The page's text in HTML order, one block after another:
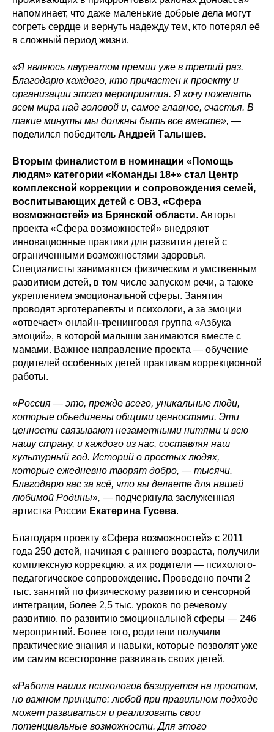
напоминает, что даже маленькие добрые дела могут
согреть сердце и вернуть надежду тем, кто потерял её
в сложный период жизни.
«Я являюсь лауреатом премии уже в третий раз.
Благодарю каждого, кто причастен к проекту и
организации этого мероприятия. Я хочу пожелать
всем мира над головой и, самое главное, счастья. В
такие минуты мы должны быть все вместе», —
поделился победитель Андрей Талышев.
Вторым финалистом в номинации «Помощь
людям» категории «Команды 18+» стал Центр
комплексной коррекции и сопровождения семей,
воспитывающих детей с ОВЗ, «Сфера
возможностей» из Брянской области. Авторы
проекта «Сфера возможностей» внедряют
инновационные практики для развития детей с
ограниченными возможностями здоровья.
Специалисты занимаются физическим и умственным
развитием детей, в том числе запуском речи, а также
укреплением эмоциональной сферы. Занятия
проводят эрготерапевты и психологи, а за эмоции
«отвечает» онлайн-тренинговая группа «Азбука
эмоций», в которой малыши занимаются вместе с
мамами. Важное направление проекта — обучение
родителей особенных детей практикам коррекционной
работы.
«Россия — это, прежде всего, уникальные люди,
которые объединены общими ценностями. Эти
ценности связывают незаметными нитями и всю
нашу страну, и каждого из нас, составляя наш
культурный год. Историй о простых людях,
которые ежедневно творят добро, — тысячи.
Благодарю вас за всё, что вы делаете для нашей
любимой Родины», — подчеркнула заслуженная
артистка России Екатерина Гусева.
Благодаря проекту «Сфера возможностей» с 2011
года 250 детей, начиная с раннего возраста, получили
комплексную коррекцию, а их родители — психолого-
педагогическое сопровождение. Проведено почти 2
тыс. занятий по физическому развитию и сенсорной
интеграции, более 2,5 тыс. уроков по речевому
развитию, по развитию эмоциональной сферы — 246
мероприятий. Более того, родители получили
практические знания и навыки, которые позволят уже
им самим всесторонне развивать своих детей.
«Работа наших психологов базируется на простом,
но важном принципе: любой при правильном подходе
может развиваться и реализовать свои
потенциальные возможности. Для этого